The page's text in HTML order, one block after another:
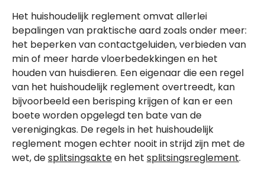
Het huishoudelijk reglement omvat allerlei
bepalingen van praktische aard zoals onder meer:
het beperken van contactgeluiden, verbieden van
min of meer harde vloerbedekkingen en het
houden van huisdieren. Een eigenaar die een regel
van het huishoudelijk reglement overtreedt, kan
bijvoorbeeld een berisping krijgen of kan er een
boete worden opgelegd ten bate van de
verenigingkas. De regels in het huishoudelijk
reglement mogen echter nooit in strijd zijn met de
wet, desplitsingsakteen het splitsingsreglement.